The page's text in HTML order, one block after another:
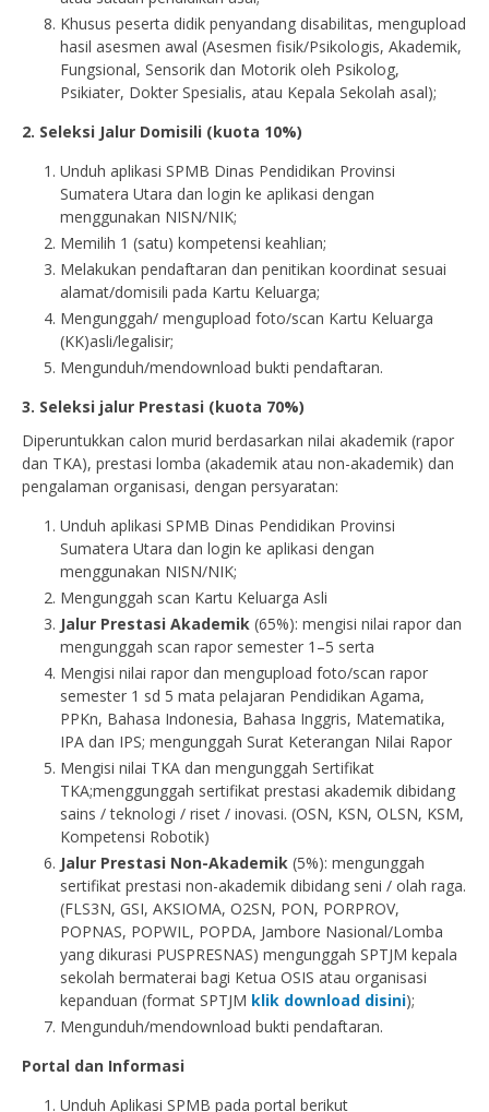
Khusus peserta didik penyandang disabilitas, mengupload
hasil asesmen awal (Asesmen fisik/Psikologis, Akademik,
Fungsional, Sensorik dan Motorik oleh Psikolog,
Psikiater, Dokter Spesialis, atau Kepala Sekolah asal);
2. Seleksi Jalur Domisili (kuota 10%)
Unduh aplikasi SPMB Dinas Pendidikan Provinsi
Sumatera Utara dan login ke aplikasi dengan
menggunakan NISN/NIK;
Memilih 1 (satu) kompetensi keahlian;
Melakukan pendaftaran dan penitikan koordinat sesuai
alamat/domisili pada Kartu Keluarga;
Mengunggah/ mengupload foto/scan Kartu Keluarga
(KK)asli/legalisir;
Mengunduh/mendownload bukti pendaftaran.
3. Seleksi jalur Prestasi (kuota 70%)
Diperuntukkan calon murid berdasarkan nilai akademik (rapor
dan TKA), prestasi lomba (akademik atau non-akademik) dan
pengalaman organisasi, dengan persyaratan:
Unduh aplikasi SPMB Dinas Pendidikan Provinsi
Sumatera Utara dan login ke aplikasi dengan
menggunakan NISN/NIK;
Mengunggah scan Kartu Keluarga Asli
Jalur Prestasi Akademik (65%): mengisi nilai rapor dan
mengunggah scan rapor semester 1–5 serta
Mengisi nilai rapor dan mengupload foto/scan rapor
semester 1 sd 5 mata pelajaran Pendidikan Agama,
PPKn, Bahasa Indonesia, Bahasa Inggris, Matematika,
IPA dan IPS; mengunggah Surat Keterangan Nilai Rapor
Mengisi nilai TKA dan mengunggah Sertifikat
TKA;menggunggah sertifikat prestasi akademik dibidang
sains / teknologi / riset / inovasi. (OSN, KSN, OLSN, KSM,
Kompetensi Robotik)
Jalur Prestasi Non-Akademik (5%): mengunggah
sertifikat prestasi non-akademik dibidang seni / olah raga.
(FLS3N, GSI, AKSIOMA, O2SN, PON, PORPROV,
POPNAS, POPWIL, POPDA, Jambore Nasional/Lomba
yang dikurasi PUSPRESNAS) mengunggah SPTJM kepala
sekolah bermaterai bagi Ketua OSIS atau organisasi
kepanduan (format SPTJM klik download disini);
Mengunduh/mendownload bukti pendaftaran.
Portal dan Informasi
Unduh Aplikasi SPMB pada portal berikut